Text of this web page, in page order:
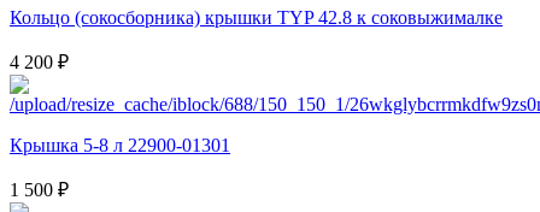
Кольцо (сокосборника) крышки TYP 42.8 к соковыжималке
4 200 ₽
Крышка 5-8 л 22900-01301
1 500 ₽